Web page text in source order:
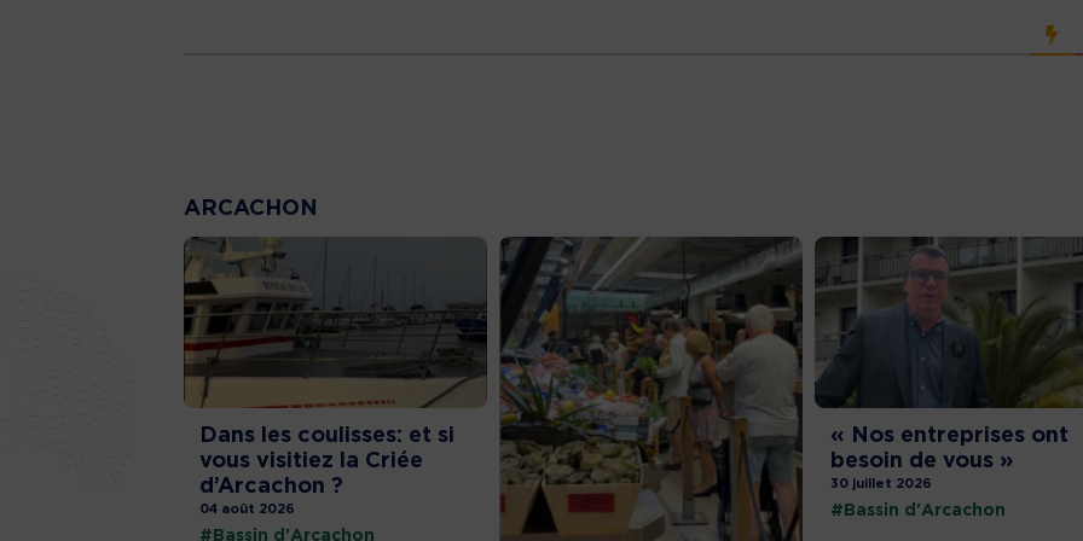
ARCACHON
Dans les coulisses: et si
vous visitiez la Criée
d’Arcachon ?
04 août 2026
#Bassin d'Arcachon
« Nos entreprises ont
besoin de vous »
30 juillet 2026
#Bassin d'Arcachon